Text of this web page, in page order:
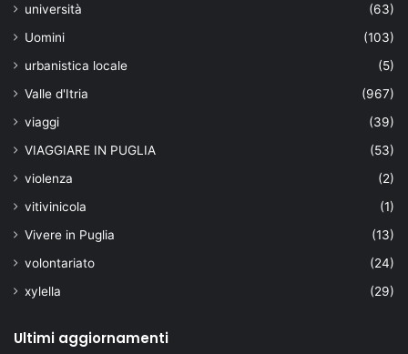
università
(63)
Uomini
(103)
urbanistica locale
(5)
Valle d'Itria
(967)
viaggi
(39)
VIAGGIARE IN PUGLIA
(53)
violenza
(2)
vitivinicola
(1)
Vivere in Puglia
(13)
volontariato
(24)
xylella
(29)
Ultimi aggiornamenti